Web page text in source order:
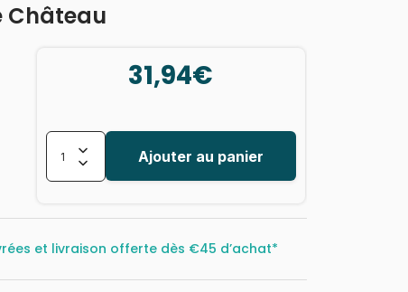
Château
31,94€
Ajouter au panier
et livraison offerte dès €45 d’achat*